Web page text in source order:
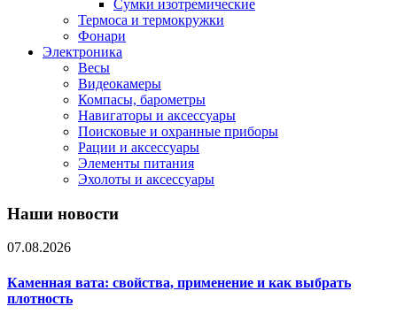
Сумки изотремические
Термоса и термокружки
Фонари
Электроника
Весы
Видеокамеры
Компасы, барометры
Навигаторы и аксессуары
Поисковые и охранные приборы
Рации и аксессуары
Элементы питания
Эхолоты и аксессуары
Наши новости
07.08.2026
Каменная вата: свойства, применение и как выбрать
плотность